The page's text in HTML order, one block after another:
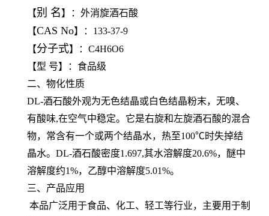
【别 名】：外消旋酒石酸
【CAS No】：133-37-9
【分子式】：C4H6O6
【型 号】：食品级
二、物化性质
DL-酒石酸外观为无色结晶或白色结晶粉末，无嗅、
有酸味,在空气中稳定。它是右旋和左旋酒石酸的混合
物，常含有一个或两个结晶水，热至100℃时失掉结
晶水。DL-酒石酸密度1.697,其水溶解度20.6%，醚中
溶解度约1%，乙醇中溶解度5.01%。
三、产品应用
本品广泛用于食品、化工、轻工等行业，主要用于制